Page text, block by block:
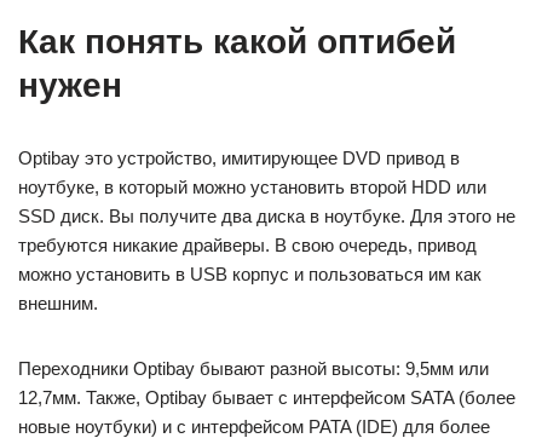
Как понять какой оптибей
нужен
Optibay это устройство, имитирующее DVD привод в
ноутбуке, в который можно установить второй HDD или
SSD диск. Вы получите два диска в ноутбуке. Для этого не
требуются никакие драйверы. В свою очередь, привод
можно установить в USB корпус и пользоваться им как
внешним.
Переходники Optibay бывают разной высоты: 9,5мм или
12,7мм. Также, Optibay бывает с интерфейсом SATA (более
новые ноутбуки) и с интерфейсом PATA (IDE) для более